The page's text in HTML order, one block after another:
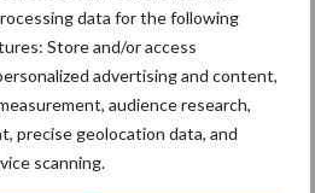
data for the following
Store and/or access
advertising and content,
audience research,
precise geolocation data, and
scanning.
Partner nieuws
meer